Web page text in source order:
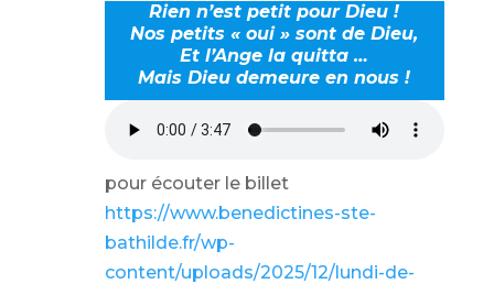
Rien n’est petit pour Dieu !
Nos petits « oui » sont de Dieu,
Et l’Ange la quitta …
Mais Dieu demeure en nous !
pour écouter le billet
https://www.benedictines-ste-
bathilde.fr/wp-
content/uploads/2025/12/lundi-de-